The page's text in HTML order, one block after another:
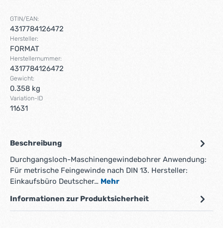
GTIN/EAN:
4317784126472
Hersteller:
FORMAT
Herstellernummer:
4317784126472
Gewicht:
0.358 kg
Variation-ID
11631
Beschreibung
Durchgangsloch-Maschinengewindebohrer Anwendung:
Für metrische Feingewinde nach DIN 13. Hersteller:
Einkaufsbüro Deutscher… Mehr
Informationen zur Produktsicherheit